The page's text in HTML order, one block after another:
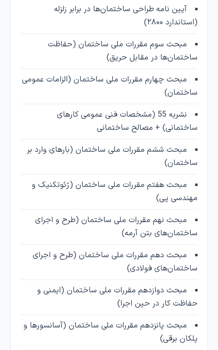
آیین نامه طراحی ساختمان‌ها در برابر زلزله
(استاندارد ۲۸۰۰)
مبحث سوم مقررات ملی ساختمان (حفاظت
ساختمان‌ها در مقابل حریق)
مبحث چهارم مقررات ملی ساختمان (الزامات عمومی
ساختمان)
نشریه 55 (مشخصات فنی عمومی کارهای
ساختمانی) + مصالح ساختمانی
مبحث ششم مقررات ملی ساختمان (بارهای وارد بر
ساختمان)
مبحث هفتم مقررات ملی ساختمان (ژئوتکنیک و
مهندسی پی)
مبحث نهم مقررات ملی ساختمان (طرح و اجرای
ساختمان‌های بتن آرمه)
مبحث دهم مقررات ملی ساختمان (طرح و اجرای
ساختمان‌های فولادی)
مبحث دوازدهم مقررات ملی ساختمان (ایمنی و
حفاظت کار در حین اجرا)
مبحث پانزدهم مقررات ملی ساختمان (آسانسورها و
پلکان برقی)